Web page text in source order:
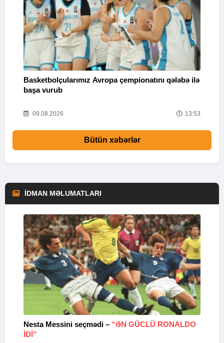
Basketbolçularımız Avropa çempionatını qələbə ilə
başa vurub
09.08.2026 13:53
Bütün xəbərlər
İDMAN MƏLUMATLARI
Nesta Messini seçmədi – “ƏN GÜCLÜ RONALDO
IDI”